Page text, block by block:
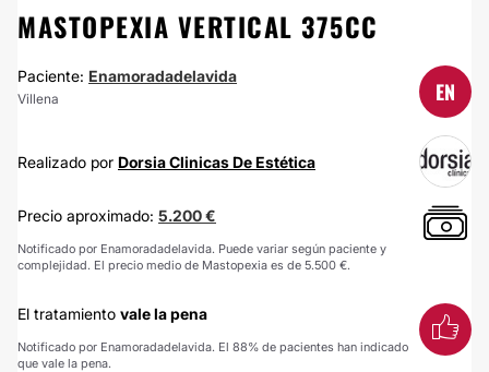
MASTOPEXIA VERTICAL 375CC
Paciente: Enamoradadelavida
Villena EN
Realizado por Dorsia Clinicas De Estética
Precio aproximado: 5.200 €
Notificado por Enamoradadelavida. Puede variar según paciente y
complejidad. El precio medio de Mastopexia es de 5.500 €.
El tratamiento vale la pena
Notificado por Enamoradadelavida. El 88% de pacientes han indicado
que vale la pena.